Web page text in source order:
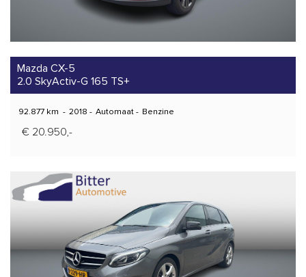
Mazda CX-5
2.0 SkyActiv-G 165 TS+
92.877 km - 2018 - Automaat- Benzine
€ 20.950,-